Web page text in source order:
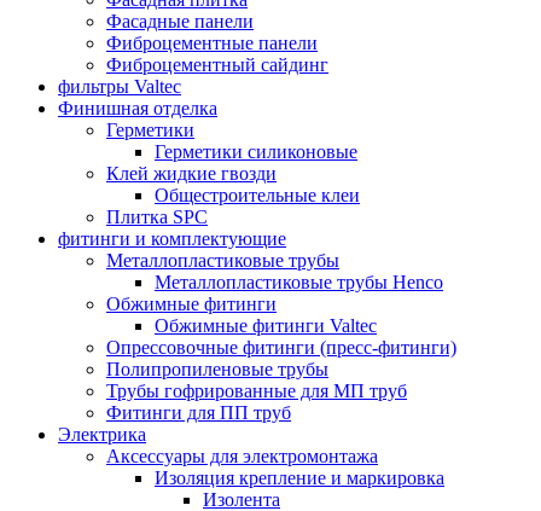
Фасадные панели
Фиброцементные панели
Фиброцементный сайдинг
фильтры Valtec
Финишная отделка
Герметики
Герметики силиконовые
Клей жидкие гвозди
Общестроительные клеи
Плитка SPC
фитинги и комплектующие
Металлопластиковые трубы
Металлопластиковые трубы Henco
Обжимные фитинги
Обжимные фитинги Valtec
Опрессовочные фитинги (пресс-фитинги)
Полипропиленовые трубы
Трубы гофрированные для МП труб
Фитинги для ПП труб
Электрика
Аксессуары для электромонтажа
Изоляция крепление и маркировка
Изолента